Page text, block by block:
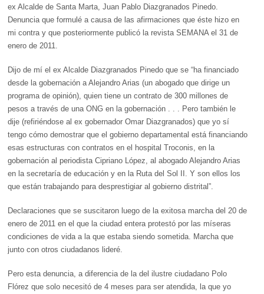
ex Alcalde de Santa Marta, Juan Pablo Diazgranados Pinedo.
Denuncia que formulé a causa de las afirmaciones que éste hizo en
mi contra y que posteriormente publicó la revista SEMANA el 31 de
enero de 2011.
Dijo de mí el ex Alcalde Diazgranados Pinedo que se “ha financiado
desde la gobernación a Alejandro Arias (un abogado que dirige un
programa de opinión), quien tiene un contrato de 300 millones de
pesos a través de una ONG en la gobernación . . . Pero también le
dije (refiriéndose al ex gobernador Omar Diazgranados) que yo sí
tengo cómo demostrar que el gobierno departamental está financiando
esas estructuras con contratos en el hospital Troconis, en la
gobernación al periodista Cipriano López, al abogado Alejandro Arias
en la secretaría de educación y en la Ruta del Sol II. Y son ellos los
que están trabajando para desprestigiar al gobierno distrital”.
Declaraciones que se suscitaron luego de la exitosa marcha del 20 de
enero de 2011 en el que la ciudad entera protestó por las míseras
condiciones de vida a la que estaba siendo sometida. Marcha que
junto con otros ciudadanos lideré.
Pero esta denuncia, a diferencia de la del ilustre ciudadano Polo
Flórez que solo necesitó de 4 meses para ser atendida, la que yo